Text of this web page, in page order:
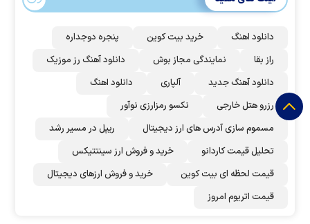
دانلود اهنگ خرید بیت کوین
پنجره دوجداره
راز بقا
نمایندگی مجاز بوش
دانلود آهنگ رز‌ موزیک
دانلود آهنگ جدید
آلپاری
دانلود اهنگ
رزرو هتل خارجی
نکسو رمزارزی نوآور
مسموم سازی آدرس های ارز دیجیتال
ریپل در مسیر رشد
تحلیل قیمت کاردانو
خرید و فروش ارز سینتتیکس
قیمت لحظه ای بیت کوین
خرید و فروش ارزهای دیجیتال
قیمت اتریوم امروز